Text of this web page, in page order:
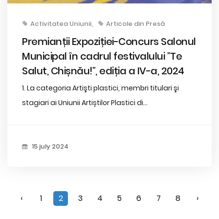
Activitatea Uniunii Articole din Presă
Premianții Expoziției-Concurs Salonul
Municipal în cadrul festivalului ”Te
Salut, Chișnău!”, ediția a IV-a, 2024
1. La categoria Artişti plastici, membri titulari şi
stagiari ai Uniunii Artiștilor Plastici di...
15 july 2024
‹ 1 2 3 4 5 6 7 8 ›